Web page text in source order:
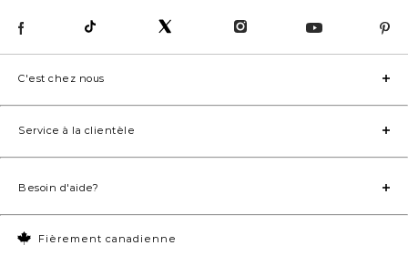
Fièrement canadienne
C'est chez nous
Service à la clientèle
Besoin d'aide?